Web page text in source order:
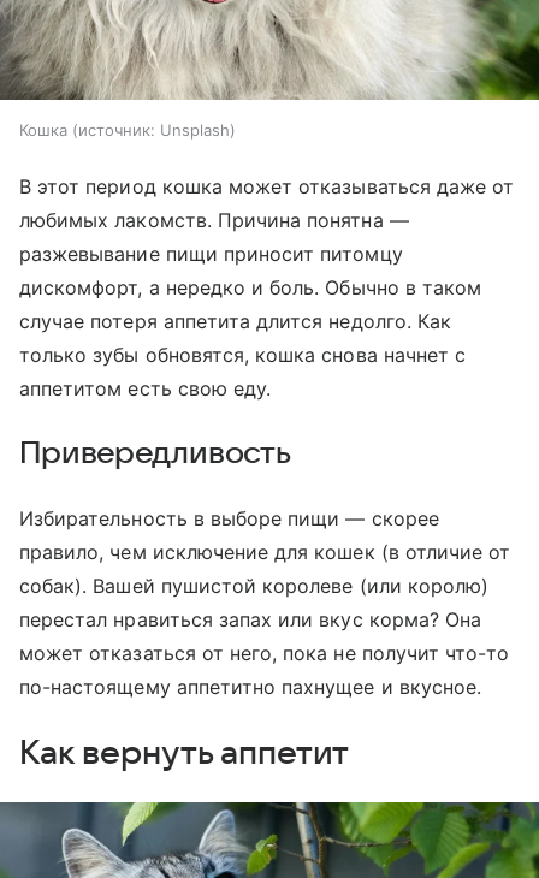
Кошка источник: Unsplash
В этот период кошка может отказываться даже от
любимых лакомств. Причина понятна —
разжевывание пищи приносит питомцу
дискомфорт, а нередко и боль. Обычно в таком
случае потеря аппетита длится недолго. Как
только зубы обновятся, кошка снова начнет с
аппетитом есть свою еду.
Привередливость
Избирательность в выборе пищи — скорее
правило, чем исключение для кошек (в отличие от
собак). Вашей пушистой королеве (или королю)
перестал нравиться запах или вкус корма? Она
может отказаться от него, пока не получит что-то
по-настоящему аппетитно пахнущее и вкусное.
Как вернуть аппетит